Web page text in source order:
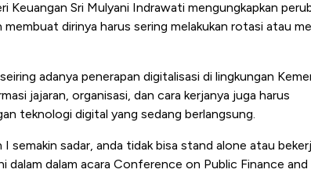
Keuangan Sri Mulyani Indrawati mengungkapkan
dirinya harus sering melakukan rotasi atau
adanya penerapan digitalisasi di lingkungan
jajaran, organisasi, dan cara kerjanya juga harus
teknologi digital yang sedang berlangsung.
semakin sadar, anda tidak bisa stand alone atau
dalam dalam acara Conference on Public Finance and